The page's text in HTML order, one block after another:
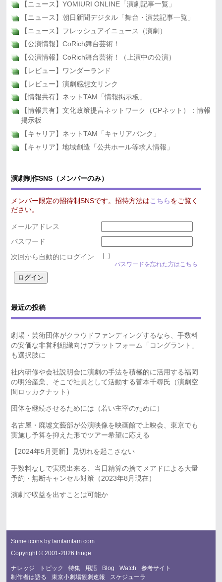
【ニュース】YOMIURI ONLINE「演劇記事一覧」
【ニュース】朝日新聞デジタル「舞台・演芸記事一覧」
【ニュース】フレッシュアイニュース（演劇）
【公演情報】CoRich舞台芸術！
【公演情報】CoRich舞台芸術！（上演中の公演）
【レビュー】ワンダーランド
【レビュー】演劇感想文リンク
【情報共有】ネットTAM「情報掲示板」
【情報共有】文化政策提言ネットワーク（CPネット）：情報
掲示板
【キャリア】ネットTAM「キャリアバンク」
【キャリア】地域創造「公共ホール等求人情報」
演劇制作SNS（メンバーのみ）
メンバー限定の招待制SNSです。招待方法は こちら をご覧く
ださい。
メールアドレス
パスワード
次回から自動的にログイン
パスワードを忘れた方はこちら
最近の投稿
劇場・芸術団体がクラウドファンディングするなら、手数料
の安価な非営利組織向けプラットフォーム「コングラント」
も選択肢に
社内研修や会社説明会に演劇の手法を積極的に活用する福岡
の明治産業、そこで社員として活動する菅本千尋氏（演劇空
間ロッカクナット）
団体を継続させるためには（若い主宰のために）
名古屋・廃墟文藝部が公演映像を映画館で上映会、東京でも
実施し予算を抑えた形でツアー希望に応える
【2024年5月更新】見切れを起こさない
手数料なしで実現出来る、当日精算の捨てメアドによる大量
予約・無断キャンセル対策（2023年8月現在）
演劇で収益を出すことは可能か
Some icons by famfamfam.com.
Copyright © 2001-2026 fringe
ナレッジ トピック 特集 用語 Blog Watch
参考サイト
制作者は語る
東京小劇場観劇速報 スケジューラ